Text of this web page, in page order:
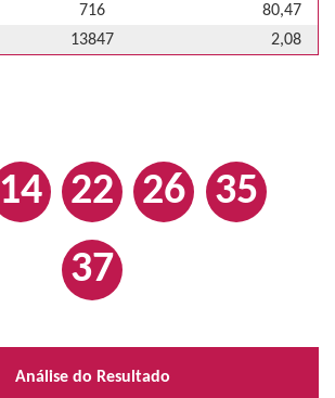
716
80,47
13847 2,08
14 22 26
35
37
Análise do Resultado